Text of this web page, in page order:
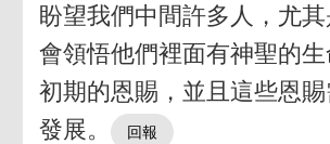
盼望我們中間許多人，尤其
會領悟他們裡面有神聖的
初期的恩賜，並且這些恩
發展。